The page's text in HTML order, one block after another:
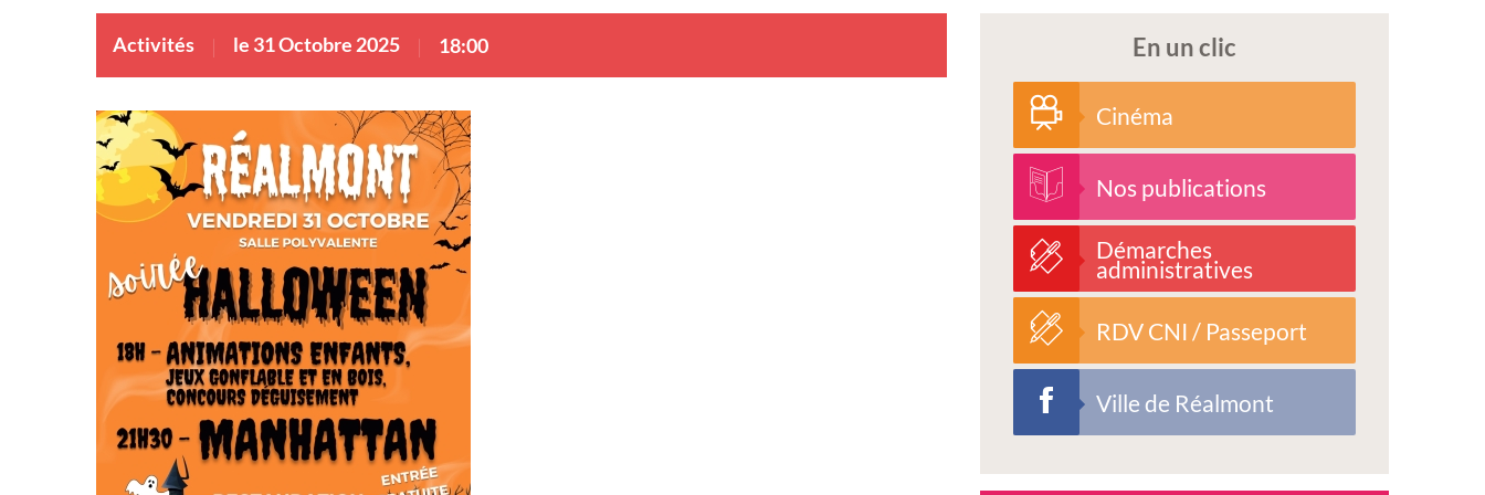
Activités le 31 Octobre 2025 18:00 En un clic
Cinéma
Nos publications
Démarches
administratives
RDV CNI / Passeport
Ville de Réalmont